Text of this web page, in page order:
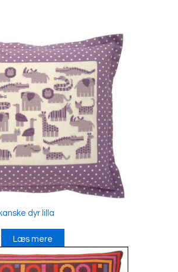
dyr lilla
Læs mere